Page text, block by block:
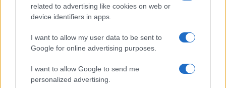
related to advertising like cookies on web or
device identifiers in apps.
I want to allow my user data to be sent to
Google for online advertising purposes.
I want to allow Google to send me
personalized advertising.
Látványos vizuális effektusokkal, valamint mindig új
fordulatot tartogató forgatókönyvvel rémíti és lepi meg a